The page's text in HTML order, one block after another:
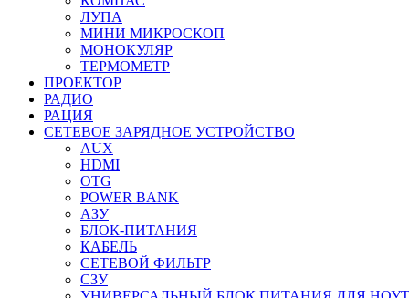
ЛУПА
МИНИ МИКРОСКОП
МОНОКУЛЯР
ТЕРМОМЕТР
ПРОЕКТОР
РАДИО
РАЦИЯ
СЕТЕВОЕ ЗАРЯДНОЕ УСТРОЙСТВО
AUX
HDMI
OTG
POWER BANK
АЗУ
БЛОК-ПИТАНИЯ
КАБЕЛЬ
СЕТЕВОЙ ФИЛЬТР
СЗУ